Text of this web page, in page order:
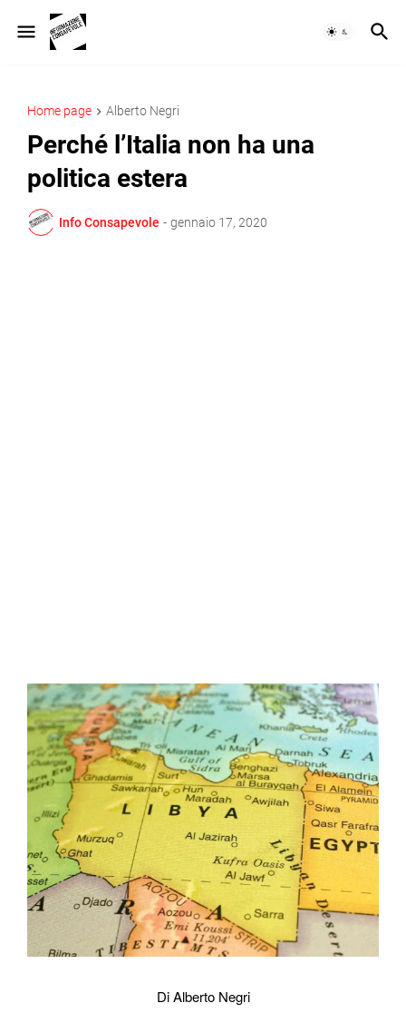
Home page Alberto Negri
Perché l’Italia non ha una
politica estera
Info Consapevole - gennaio 17, 2020
Di Alberto Negri